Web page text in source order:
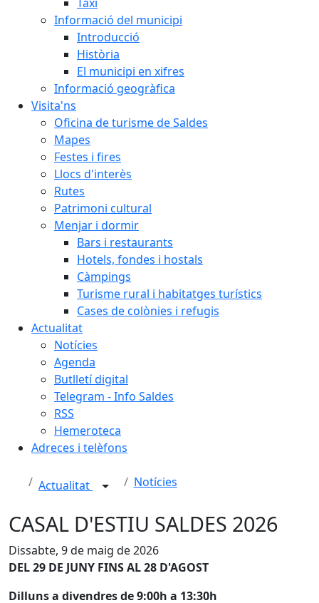
Informació del municipi
Introducció
Història
El municipi en xifres
Informació geogràfica
Visita'ns
Oficina de turisme de Saldes
Mapes
Festes i fires
Llocs d'interès
Rutes
Patrimoni cultural
Menjar i dormir
Bars i restaurants
Hotels, fondes i hostals
Càmpings
Turisme rural i habitatges turístics
Cases de colònies i refugis
Actualitat
Notícies
Agenda
Butlletí digital
Telegram - Info Saldes
RSS
Hemeroteca
Adreces i telèfons
Actualitat Notícies
CASAL D'ESTIU SALDES 2026
Dissabte, 9 de maig de 2026
DEL 29 DE JUNY FINS AL 28 D'AGOST
Dilluns a divendres de 9:00h a 13:30h